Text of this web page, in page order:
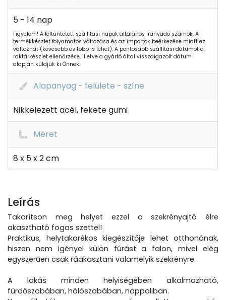
5 - 14 nap
Figyelem! A feltüntetett szállítási napok általános irányadó számok. A
termékkészlet folyamatos változása és az importok beérkezése miatt ez
változhat (kevesebb és több is lehet). A pontosabb szállítási dátumot a
raktárkészlet ellenőrzése, illetve a gyártó által visszaigazolt dátum
alapján küldjük ki Önnek.
Alapanyag - felülete - színe
Nikkelezett acél, fekete gumi
Méret
8 x 5 x 2 cm
Leírás
Takarítson meg helyet ezzel a szekrényajtó élre
akasztható fogas szettel!
Praktikus, helytakarékos kiegészítője lehet otthonának,
hiszen nem igényel külön fúrást a falon, mivel elég
egyszerűen csak ráakasztani valamelyik szekrényre.
A lakás minden helyiségében alkalmazható,
fürdőszobában, hálószobában, nappaliban.